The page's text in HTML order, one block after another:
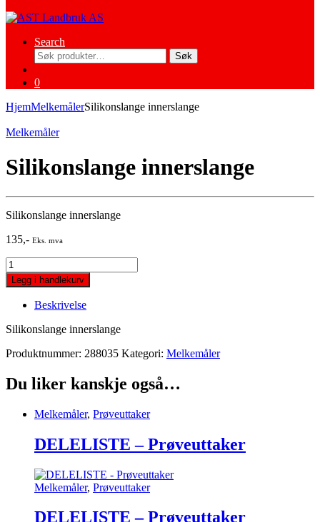
Search
Søk
etter:
Søk
0
HjemMelkemålerSilikonslange innerslange
Melkemåler
Silikonslange innerslange
Silikonslange innerslange
135,- Eks. mva
Silikonslange
innerslange
quantity
Legg i handlekurv
Beskrivelse
Silikonslange innerslange
Produktnummer: 288035 Kategori: Melkemåler
Du liker kanskje også…
Melkemåler, Prøveuttaker
DELELISTE – Prøveuttaker
Melkemåler, Prøveuttaker
DELELISTE – Prøveuttaker